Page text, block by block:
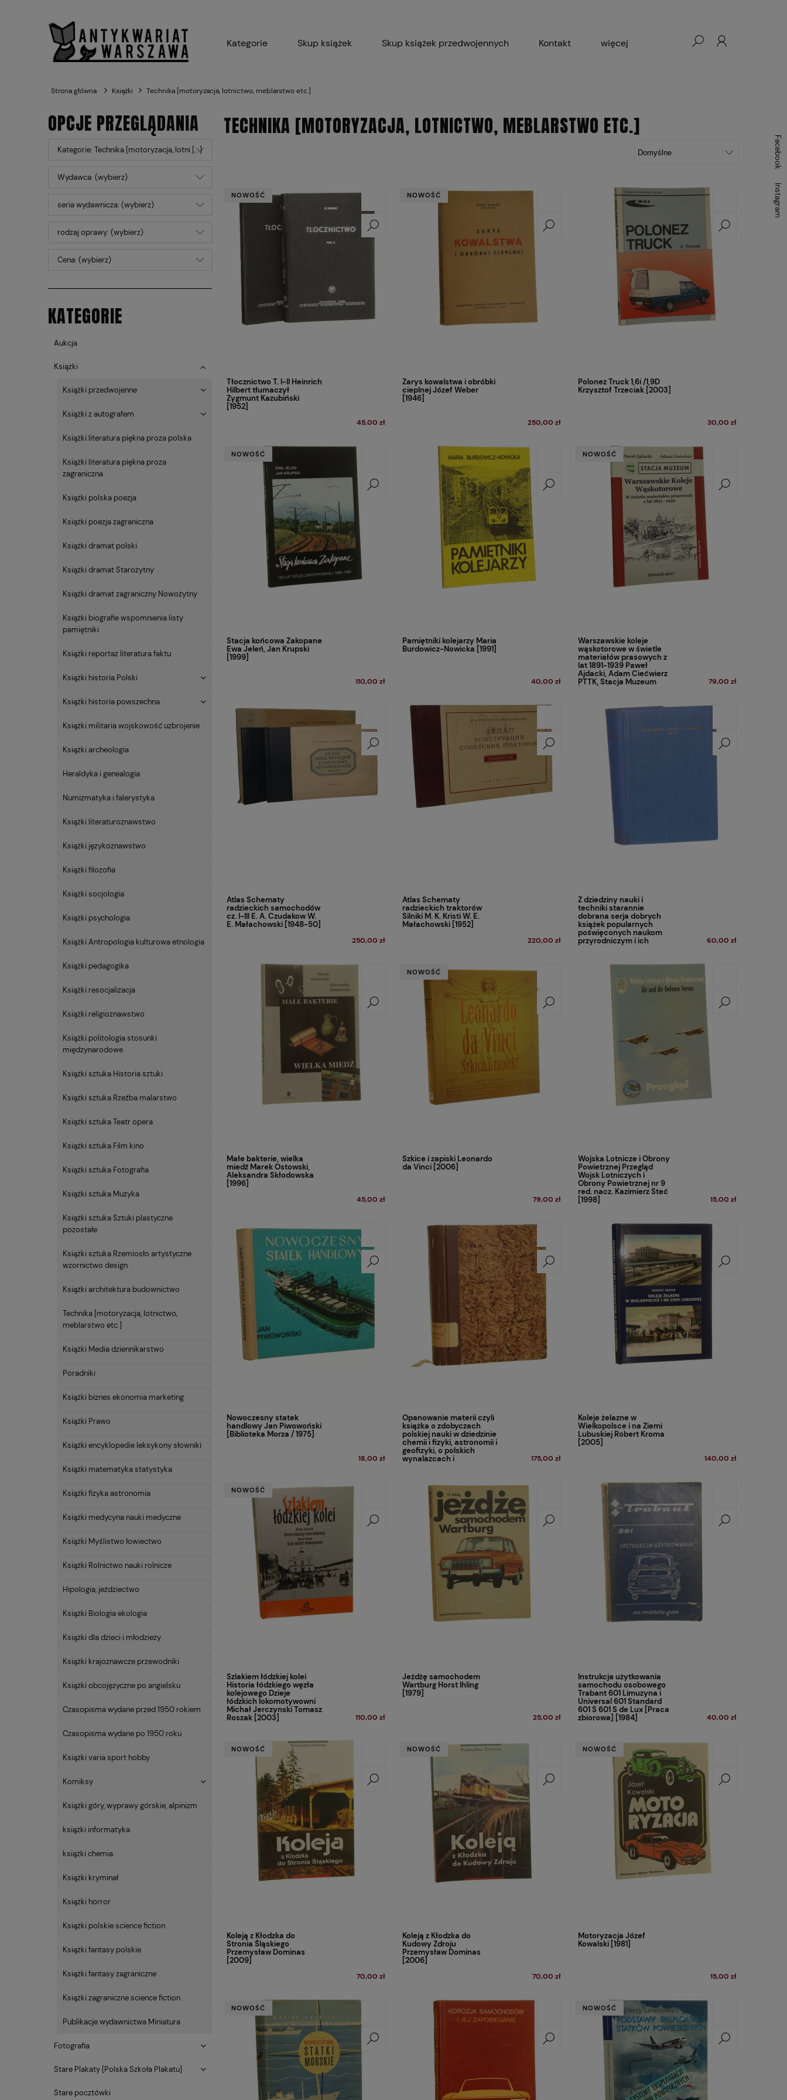
Kategorie Skup książek Skup książek przedwojennych Kontakt więcej
Strona główna Książki Technika [motoryzacja, lotnictwo, meblarstwo etc.]
OPCJE PRZEGLĄDANIA
Kategorie: Technika [motoryzacja, lotni [...]
Wydawca: (wybierz)
seria wydawnicza: (wybierz)
rodzaj oprawy: (wybierz)
Cena: (wybierz)
KATEGORIE
Aukcja
Książki
Książki przedwojenne
Książki z autografem
Książki literatura piękna proza polska
Książki literatura piękna proza
zagraniczna
Książki polska poezja
Książki poezja zagraniczna
Książki dramat polski
Książki dramat Starożytny
Książki dramat zagraniczny Nowożytny
Książki biografie wspomnienia listy
pamiętniki
Książki reportaż literatura faktu
Książki historia Polski
Książki historia powszechna
Książki militaria wojskowość uzbrojenie
Książki archeologia
Heraldyka i genealogia
Numizmatyka i falerystyka
Książki literaturoznawstwo
Książki językoznawstwo
Książki filozofia
Książki socjologia
Książki psychologia
Książki Antropologia kulturowa etnologia
Książki pedagogika
Książki resocjalizacja
Książki religioznawstwo
Książki politologia stosunki
międzynarodowe
Książki sztuka Historia sztuki
Książki sztuka Rzeźba malarstwo
Książki sztuka Teatr opera
Książki sztuka Film kino
Książki sztuka Fotografia
Książki sztuka Muzyka
Książki sztuka Sztuki plastyczne
pozostałe
Książki sztuka Rzemiosło artystyczne
wzornictwo design
Książki architektura budownictwo
Technika [motoryzacja, lotnictwo,
meblarstwo etc.]
Książki Media dziennikarstwo
Poradniki
Książki biznes ekonomia marketing
Książki Prawo
Książki encyklopedie leksykony słowniki
Książki matematyka statystyka
Książki fizyka astronomia
Książki medycyna nauki medyczne
Książki Myślistwo łowiectwo
Książki Rolnictwo nauki rolnicze
Hipologia, jeździectwo
Książki Biologia ekologia
Książki dla dzieci i młodzieży
Książki krajoznawcze przewodniki
Książki obcojęzyczne po angielsku
Czasopisma wydane przed 1950 rokiem
Czasopisma wydane po 1950 roku
Książki varia sport hobby
Komiksy
Książki góry, wyprawy górskie, alpinizm
książki informatyka
książki chemia
Książki kryminał
Książki horror
Książki polskie science fiction
Książki fantasy polskie
Książki fantasy zagraniczne
Książki zagraniczne science fiction
Publikacje wydawnictwa Miniatura
Fotografia
Stare Plakaty [Polska Szkoła Plakatu]
Stare pocztówki
TECHNIKA [MOTORYZACJA, LOTNICTWO, MEBLARSTWO ETC.]
Tłocznictwo T. I-II Heinrich
Hilbert tłumaczył
Zygmunt Kazubiński
[1952]
45,00 zł
NOWOŚĆ
Zarys kowalstwa i obróbki
cieplnej Józef Weber
[1946]
250,00 zł
NOWOŚĆ
Polonez Truck 1,6i /1,9D
Krzysztof Trzeciak [2003]
30,00 zł
Stacja końcowa Zakopane
Ewa Jeleń, Jan Krupski
[1999]
110,00 zł
NOWOŚĆ
Pamiętniki kolejarzy Maria
Burdowicz-Nowicka [1991]
40,00 zł
Warszawskie koleje
wąskotorowe w świetle
materiałów prasowych z
lat 1891-1939 Paweł
Ajdacki, Adam Ciećwierz
PTTK, Stacja Muzeum
79,00 zł
NOWOŚĆ
Atlas Schematy
radzieckich samochodów
cz. I-III E. A. Czudakow W.
E. Małachowski [1948-50]
250,00 zł
Atlas Schematy
radzieckich traktorów
Silniki M. K. Kristi W. E.
Małachowski [1952]
220,00 zł
Z dziedziny nauki i
techniki starannie
dobrana serja dobrych
książek popularnych
poświęconych naukom
przyrodniczym i ich
60,00 zł
Małe bakterie, wielka
miedź Marek Ostowski,
Aleksandra Skłodowska
[1996]
45,00 zł
Szkice i zapiski Leonardo
da Vinci [2006]
79,00 zł
NOWOŚĆ
Wojska Lotnicze i Obrony
Powietrznej Przegląd
Wojsk Lotniczych i
Obrony Powietrznej nr 9
red. nacz. Kazimierz Steć
[1998]
15,00 zł
Nowoczesny statek
handlowy Jan Piwowoński
[Biblioteka Morza / 1975]
18,00 zł
Opanowanie materii czyli
książka o zdobyczach
polskiej nauki w dziedzinie
chemii i fizyki, astronomii i
geofizyki, o polskich
wynalazcach i
lotnictwa Feliks Burdecki
175,00 zł
Koleje żelazne w
Wielkopolsce i na Ziemi
Lubuskiej Robert Kroma
[2005]
140,00 zł
Szlakiem łódzkiej kolei
Historia łódzkiego węzła
kolejowego Dzieje
łódzkich lokomotywowni
Michał Jerczynski Tomasz
Roszak [2003]
110,00 zł
NOWOŚĆ
Jeżdżę samochodem
Wartburg Horst Ihling
[1979]
25,00 zł
Instrukcja użytkowania
samochodu osobowego
Trabant 601 Limuzyna i
Universal 601 Standard
601 S 601 S de Lux [Praca
zbiorowa] [1984]
40,00 zł
Koleją z Kłodzka do
Stronia Śląskiego
Przemysław Dominas
[2009]
70,00 zł
NOWOŚĆ
Koleją z Kłodzka do
Kudowy Zdroju
Przemysław Dominas
[2006]
70,00 zł
NOWOŚĆ
Motoryzacja Józef
Kowalski [1981]
15,00 zł
NOWOŚĆ
NOWOŚĆ NOWOŚĆ
Facebook
Instagram